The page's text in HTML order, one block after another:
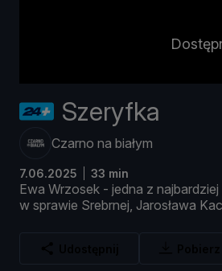
Szeryfka
Czarno na białym
7.06.2025 33 min
Ewa Wrzosek - jedna z najbardziej
w sprawie Srebrnej, Jarosława